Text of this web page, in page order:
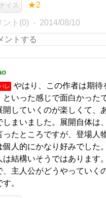
ナイス ★2
ント(0) 2014/08/10
レ
やはり、この作者は期待
といった感じで面白かった
開していくのが楽しくて、
しまいました。展開自体は
ったところですが、登場人
個人的にかなり好みでした
は結構いそうではあります
、主人公がどうやっていく
。